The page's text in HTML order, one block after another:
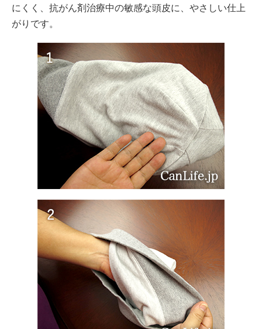
にくく、抗がん剤治療中の敏感な頭皮に、やさしい仕上
がりです。